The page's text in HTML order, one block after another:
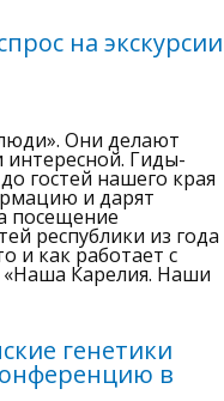
на экскурсии
Они делают
Гиды-
гостей нашего края
и дарят
посещение
республики из года
и как работает с
«Наша Карелия. Наши
генетики
в